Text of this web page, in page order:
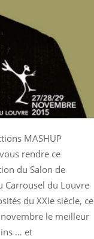
MASHUP
rendre ce
du Salon de
Carrousel du Louvre
du XXIe siècle, ce
le meilleur
… et